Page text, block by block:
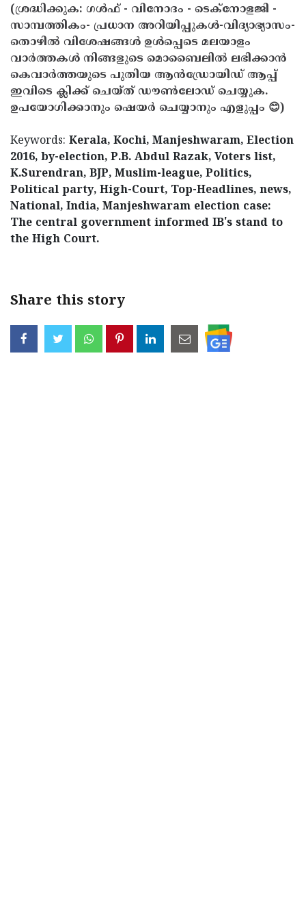
(ശ്രദ്ധിക്കുക: ഗൾഫ് - വിനോദം - ടെക്നോളജി -
സാമ്പത്തികം- പ്രധാന അറിയിപ്പുകൾ-വിദ്യാഭ്യാസം-
തൊഴിൽ വിശേഷങ്ങൾ ഉൾപ്പെടെ മലയാളം
വാർത്തകൾ നിങ്ങളുടെ മൊബൈലിൽ ലഭിക്കാൻ
കെവാർത്തയുടെ പുതിയ ആൻഡ്രോയിഡ് ആപ്പ്
ഇവിടെ ക്ലിക്ക് ചെയ്ത് ഡൗൺലോഡ് ചെയ്യുക.
ഉപയോഗിക്കാനും ഷെയർ ചെയ്യാനും എളുപ്പം 😊)
Keywords: Kerala, Kochi, Manjeshwaram, Election
2016, by-election, P.B. Abdul Razak, Voters list,
K.Surendran, BJP, Muslim-league, Politics,
Political party, High-Court, Top-Headlines, news,
National, India, Manjeshwaram election case:
The central government informed IB's stand to
the High Court.
Share this story